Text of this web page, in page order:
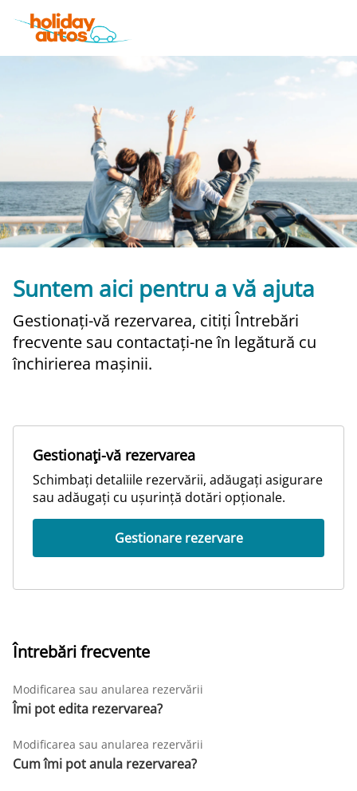
Suntem aici pentru a vă ajuta
Gestionați-vă rezervarea, citiți Întrebări
frecvente sau contactați-ne în legătură cu
închirierea mașinii.
Gestionaţi-vă rezervarea
Schimbați detaliile rezervării, adăugați asigurare
sau adăugați cu ușurință dotări opționale.
Gestionare rezervare
Întrebări frecvente
Modificarea sau anularea rezervării
Îmi pot edita rezervarea?
Modificarea sau anularea rezervării
Cum îmi pot anula rezervarea?